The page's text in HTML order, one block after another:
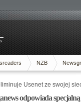
NZB
Usenet ze swojej
odpowiada